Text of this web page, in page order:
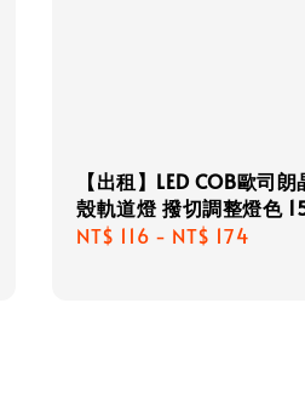
【出租】LED COB歐司
殼軌道燈 撥切調整燈色
Regular
NT$ 116 - NT$ 174